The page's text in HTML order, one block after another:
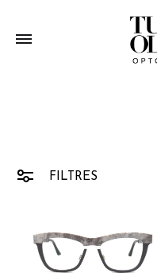
FILTRES